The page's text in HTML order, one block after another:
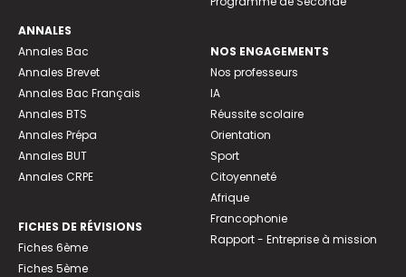
ANNALES
Annales Bac
Annales Brevet
Annales Bac Français
Annales BTS
Annales Prépa
Annales BUT
Annales CRPE
FICHES DE RÉVISIONS
Fiches 6ème
Fiches 5ème
NOS ENGAGEMENTS
Nos professeurs
IA
Réussite scolaire
Orientation
Sport
Citoyenneté
Afrique
Francophonie
Rapport - Entreprise à mission